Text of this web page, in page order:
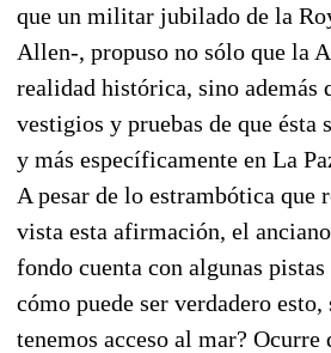
que un militar jubilado de la
Allen-, propuso no sólo que la
realidad histórica, sino además
vestigios y pruebas de que ésta
y más específicamente en La
A pesar de lo estrambótica que
vista esta afirmación, el
fondo cuenta con algunas
cómo puede ser verdadero
tenemos acceso al mar?